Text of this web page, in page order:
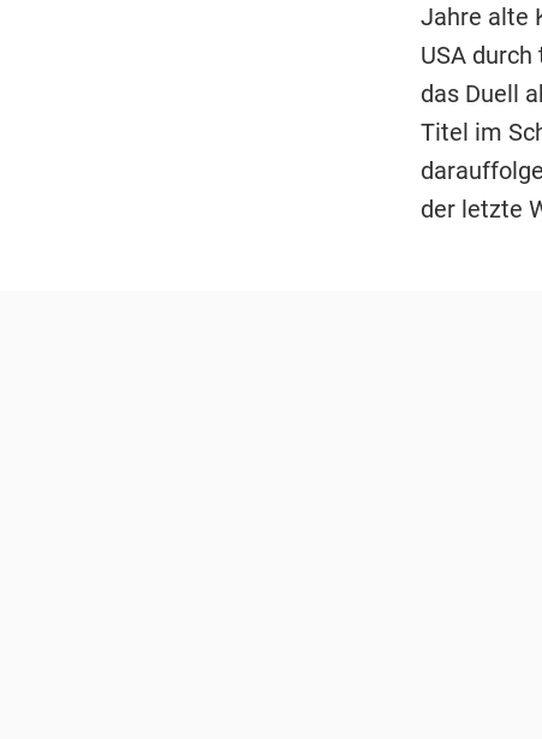
Jahre alte
USA
das Duell
Titel im
der letzte